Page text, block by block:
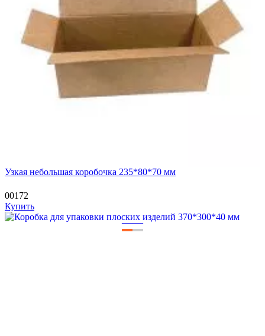
Узкая небольшая коробочка 235*80*70 мм
00172
Купить
——